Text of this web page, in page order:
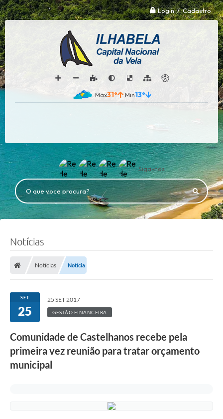
Login / Cadastro
31° 13°
Siga-nos
O que voce procura?
Notícias
Notícias Notícia
SET
25
25 SET 2017
GESTÃO FINANCEIRA
Comunidade de Castelhanos recebe pela
primeira vez reunião para tratar orçamento
municipal